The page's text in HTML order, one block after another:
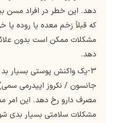
دهد. این خطر در افراد مسن
که قبلاً زخم معده یا روده یا
مشکلات ممکن است بدون
دهد.
3-یک واکنش پوستی بسیار
جانسون / نکروز اپیدرمی
مصرف دارو رخ دهد. این امر
مشکلات سلامتی بسیار بدی